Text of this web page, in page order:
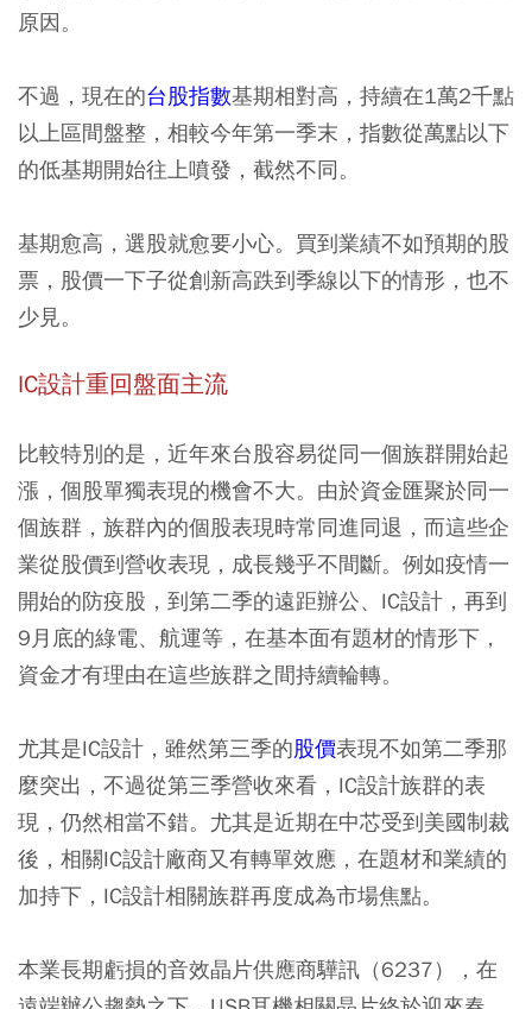
原因。
不過，現在的台股指數基期相對高，持續在1萬2千點
以上區間盤整，相較今年第一季末，指數從萬點以下
的低基期開始往上噴發，截然不同。
基期愈高，選股就愈要小心。買到業績不如預期的股
票，股價一下子從創新高跌到季線以下的情形，也不
少見。
IC設計重回盤面主流
比較特別的是，近年來台股容易從同一個族群開始起
漲，個股單獨表現的機會不大。由於資金匯聚於同一
個族群，族群內的個股表現時常同進同退，而這些企
業從股價到營收表現，成長幾乎不間斷。例如疫情一
開始的防疫股，到第二季的遠距辦公、IC設計，再到
9月底的綠電、航運等，在基本面有題材的情形下，
資金才有理由在這些族群之間持續輪轉。
尤其是IC設計，雖然第三季的股價表現不如第二季那
麼突出，不過從第三季營收來看，IC設計族群的表
現，仍然相當不錯。尤其是近期在中芯受到美國制裁
後，相關IC設計廠商又有轉單效應，在題材和業績的
加持下，IC設計相關族群再度成為市場焦點。
本業長期虧損的音效晶片供應商驊訊（6237），在